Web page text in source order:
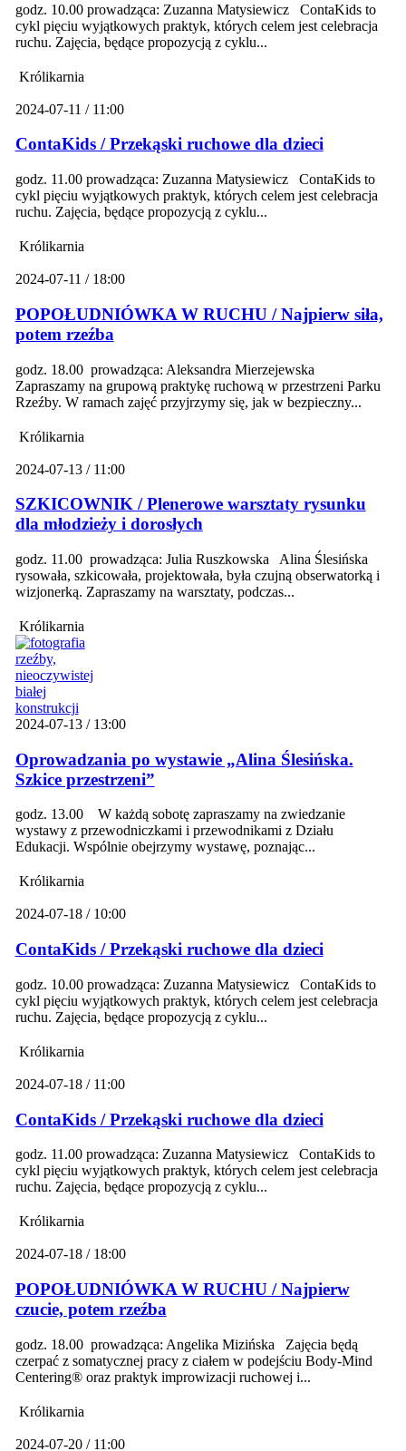
godz. 10.00 prowadząca: Zuzanna Matysiewicz ContaKids to
cykl pięciu wyjątkowych praktyk, których celem jest celebracja
ruchu. Zajęcia, będące propozycją z cyklu...
Królikarnia
2024-07-11 / 11:00
ContaKids / Przekąski ruchowe dla dzieci
godz. 11.00 prowadząca: Zuzanna Matysiewicz ContaKids to
cykl pięciu wyjątkowych praktyk, których celem jest celebracja
ruchu. Zajęcia, będące propozycją z cyklu...
Królikarnia
2024-07-11 / 18:00
POPOŁUDNIÓWKA W RUCHU / Najpierw siła,
potem rzeźba
godz. 18.00 prowadząca: Aleksandra Mierzejewska
Zapraszamy na grupową praktykę ruchową w przestrzeni Parku
Rzeźby. W ramach zajęć przyjrzymy się, jak w bezpieczny...
Królikarnia
2024-07-13 / 11:00
SZKICOWNIK / Plenerowe warsztaty rysunku
dla młodzieży i dorosłych
godz. 11.00 prowadząca: Julia Ruszkowska Alina Ślesińska
rysowała, szkicowała, projektowała, była czujną obserwatorką i
wizjonerką. Zapraszamy na warsztaty, podczas...
Królikarnia
2024-07-13 / 13:00
Oprowadzania po wystawie „Alina Ślesińska.
Szkice przestrzeni”
godz. 13.00 W każdą sobotę zapraszamy na zwiedzanie
wystawy z przewodniczkami i przewodnikami z Działu
Edukacji. Wspólnie obejrzymy wystawę, poznając...
Królikarnia
2024-07-18 / 10:00
ContaKids / Przekąski ruchowe dla dzieci
godz. 10.00 prowadząca: Zuzanna Matysiewicz ContaKids to
cykl pięciu wyjątkowych praktyk, których celem jest celebracja
ruchu. Zajęcia, będące propozycją z cyklu...
Królikarnia
2024-07-18 / 11:00
ContaKids / Przekąski ruchowe dla dzieci
godz. 11.00 prowadząca: Zuzanna Matysiewicz ContaKids to
cykl pięciu wyjątkowych praktyk, których celem jest celebracja
ruchu. Zajęcia, będące propozycją z cyklu...
Królikarnia
2024-07-18 / 18:00
POPOŁUDNIÓWKA W RUCHU / Najpierw
czucie, potem rzeźba
godz. 18.00 prowadząca: Angelika Mizińska Zajęcia będą
czerpać z somatycznej pracy z ciałem w podejściu Body-Mind
Centering® oraz praktyk improwizacji ruchowej i...
Królikarnia
2024-07-20 / 11:00